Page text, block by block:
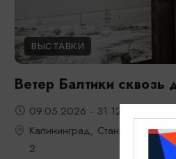
ВЫСТАВКИ
Ветер Балтики сквозь
09.05.2026 - 31.12.2026
Калининград, Станция "Глаз
2